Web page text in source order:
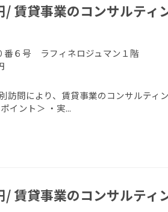
賃貸事業のコンサルティ
番６号 ラフィネロジュマン１階
訪問により、賃貸事業のコンサルテ
イント＞ ・実...
賃貸事業のコンサルティ